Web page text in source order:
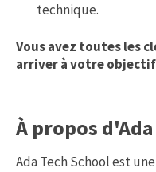
technique.
Vous avez toutes les
arriver à votre objectif
À propos
Ada Tech School est